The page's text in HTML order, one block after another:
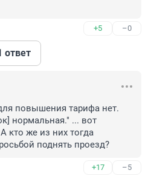
+5 –0
ответ
повышения тарифа нет.
нормальная." ... вот
кто же из них тогда
поднять проезд?
+17 –5